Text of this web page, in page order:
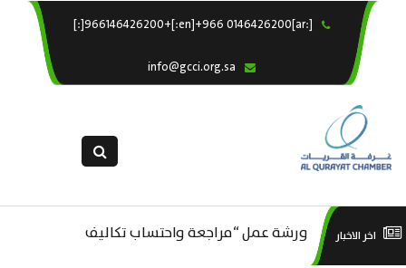
[:ar]966146426200+[:en]+966 0146426200[:] ×
خدماتنا
التقديم الالكترونى
اخر الاخبار..
ورشة عمل “مراجعة واحتساب تكاليف